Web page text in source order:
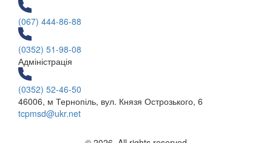
(067) 444-86-88
(0352) 51-98-08
Адміністрація
(0352) 52-46-50
46006, м Тернопіль, вул. Князя Острозького, 6
tcpmsd@ukr.net